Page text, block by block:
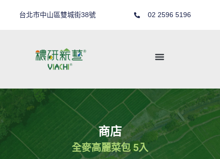
台北市中山區雙城街38號 02 2596 5196
商店
全麥高麗菜包 5入